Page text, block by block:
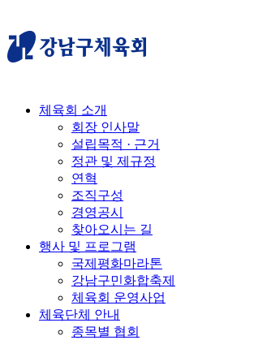
체육회 소개
회장 인사말
설립목적 · 근거
정관 및 제규정
연혁
조직구성
경영공시
찾아오시는 길
행사 및 프로그램
국제평화마라톤
강남구민화합축제
체육회 운영사업
체육단체 안내
종목별 협회